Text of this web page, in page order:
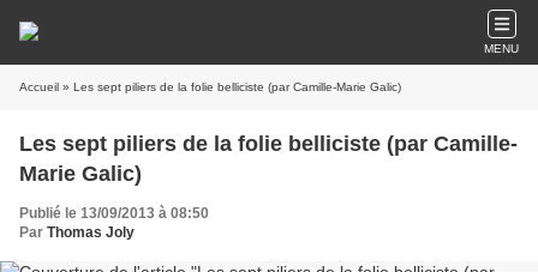
MENU
Accueil » Les sept piliers de la folie belliciste (par Camille-Marie Galic)
Les sept piliers de la folie belliciste (par Camille-
Marie Galic)
Publié le 13/09/2013 à 08:50
Par Thomas Joly